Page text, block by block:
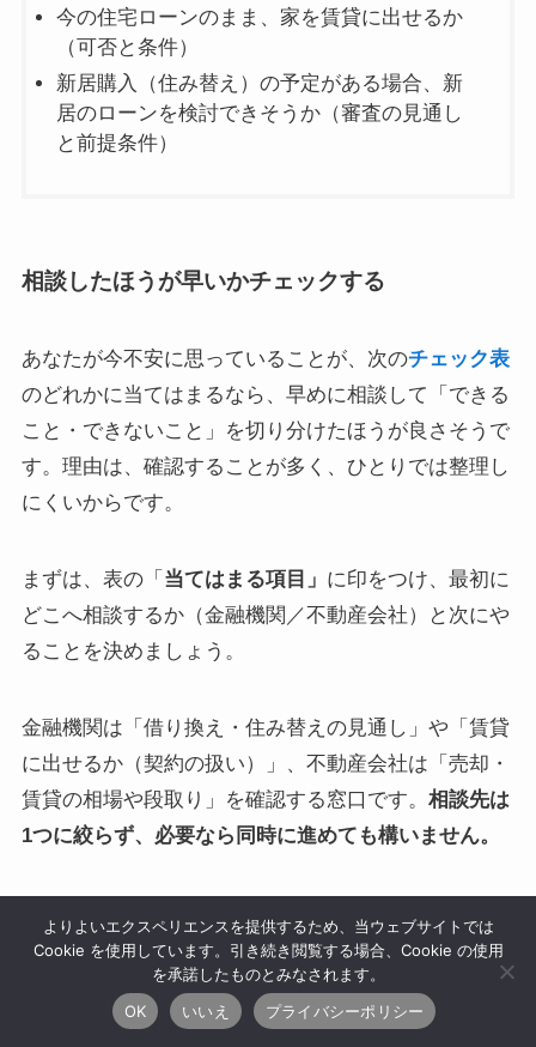
今の住宅ローンのまま、家を賃貸に出せるか
（可否と条件）
新居購入（住み替え）の予定がある場合、新
居のローンを検討できそうか（審査の見通し
と前提条件）
相談したほうが早いかチェックする
あなたが今不安に思っていることが、次のチェック表
のどれかに当てはまるなら、早めに相談して「できる
こと・できないこと」を切り分けたほうが良さそうで
す。理由は、確認することが多く、ひとりでは整理し
にくいからです。
まずは、表の「 当てはまる項目」 に印をつけ、最初に
どこへ相談するか（金融機関／不動産会社）と次にや
ることを決めましょう。
金融機関は「借り換え・住み替えの見通し」や「賃貸
に出せるか（契約の扱い）」、不動産会社は「売却・
賃貸の相場や段取り」を確認する窓口です。 相談先は
1つに絞らず、必要なら同時に進めても構いません。
スクロールできます
当てはまる項目 なぜ迷いやすいか
よりよいエクスペリエンスを提供するため、当ウェブサイトでは
Cookie を使用しています。引き続き閲覧する場合、Cookie の使用
を承諾したものとみなされます。
OK
いいえ プライバシーポリシー